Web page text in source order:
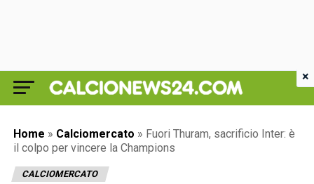
Home » Calciomercato » Fuori Thuram, sacrificio Inter: è
il colpo per vincere la Champions
CALCIOMERCATO
×